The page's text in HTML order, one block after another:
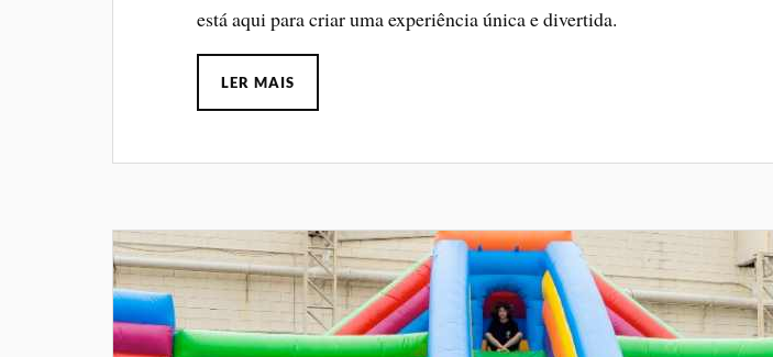
está aqui para criar uma experiência única e divertida.
LER MAIS